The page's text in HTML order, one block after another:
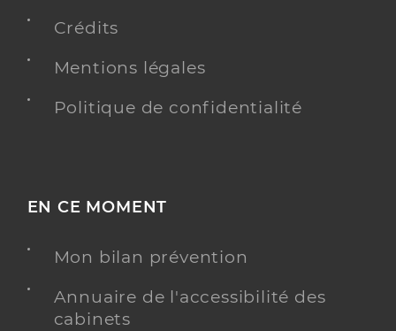
Crédits
Mentions légales
Politique de confidentialité
EN CE MOMENT
Mon bilan prévention
Annuaire de l'accessibilité des
cabinets